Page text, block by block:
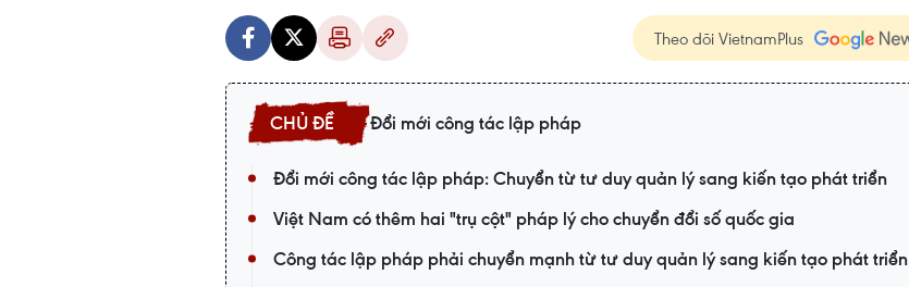
Theo dõi VietnamPlus
Đổi mới công tác lập pháp
Đổi mới công tác lập pháp: Chuyển từ tư duy quản lý sang kiến tạo phát triển
Việt Nam có thêm hai "trụ cột" pháp lý cho chuyển đổi số quốc gia
Công tác lập pháp phải chuyển mạnh từ tư duy quản lý sang kiến tạo phát triển